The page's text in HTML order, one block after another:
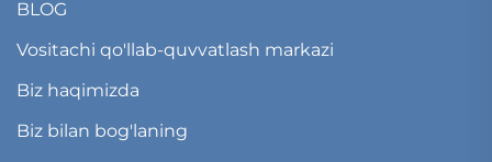
BLOG
Vositachi qo'llab-quvvatlash markazi
Biz haqimizda
Biz bilan bog'laning